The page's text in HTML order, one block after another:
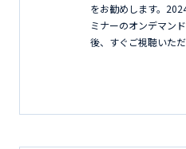
をお勧めします。
ミナーのオンデマン
後、すぐご視聴いただ